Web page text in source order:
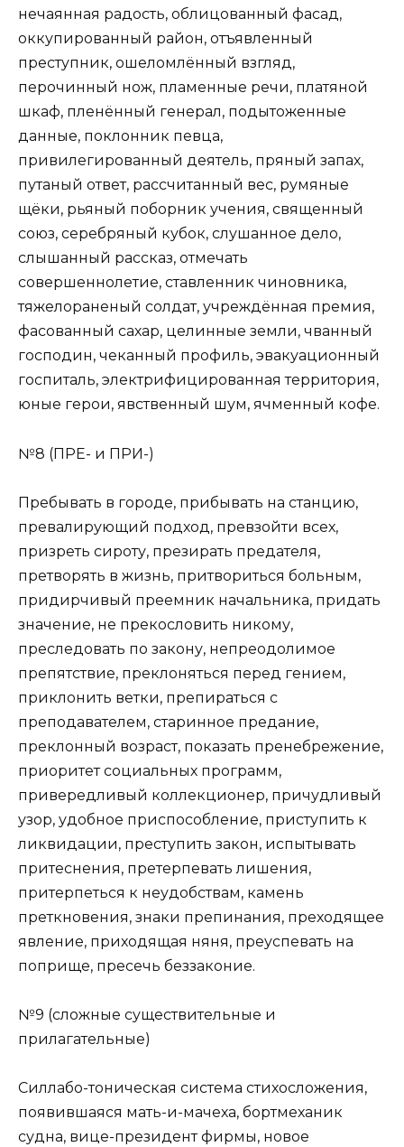
нечаянная радость, облицованный фасад,
оккупированный район, отъявленный
преступник, ошеломлённый взгляд,
перочинный нож, пламенные речи, платяной
шкаф, пленённый генерал, подытоженные
данные, поклонник певца,
привилегированный деятель, пряный запах,
путаный ответ, рассчитанный вес, румяные
щёки, рьяный поборник учения, священный
союз, серебряный кубок, слушанное дело,
слышанный рассказ, отмечать
совершеннолетие, ставленник чиновника,
тяжелораненый солдат, учреждённая премия,
фасованный сахар, целинные земли, чванный
господин, чеканный профиль, эвакуационный
госпиталь, электрифицированная территория,
юные герои, явственный шум, ячменный кофе.
№8 (ПРЕ- и ПРИ-)
Пребывать в городе, прибывать на станцию,
превалирующий подход, превзойти всех,
призреть сироту, презирать предателя,
претворять в жизнь, притвориться больным,
придирчивый преемник начальника, придать
значение, не прекословить никому,
преследовать по закону, непреодолимое
препятствие, преклоняться перед гением,
приклонить ветки, препираться с
преподавателем, старинное предание,
преклонный возраст, показать пренебрежение,
приоритет социальных программ,
привередливый коллекционер, причудливый
узор, удобное приспособление, приступить к
ликвидации, преступить закон, испытывать
притеснения, претерпевать лишения,
притерпеться к неудобствам, камень
преткновения, знаки препинания, преходящее
явление, приходящая няня, преуспевать на
поприще, пресечь беззаконие.
№9 (сложные существительные и
прилагательные)
Силлабо-тоническая система стихосложения,
появившаяся мать-и-мачеха, бортмеханик
судна, вице-президент фирмы, новое